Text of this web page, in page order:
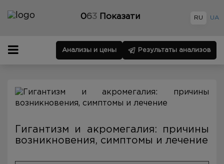
063 Показати RU UA
Анализы и цены Результаты анализов
Гигантизм и акромегалия: причины
возникновения, симптомы и лечение